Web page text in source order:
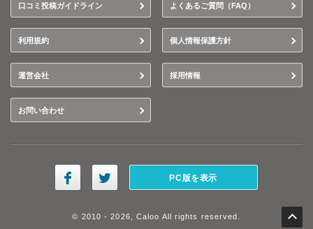
口コミ投稿ガイドライン よくあるご質問（FAQ）
利用規約 個人情報保護方針
運営会社 採用情報
お問い合わせ
PC版を表示
© 2010 - 2026, Caloo All rights reserved.